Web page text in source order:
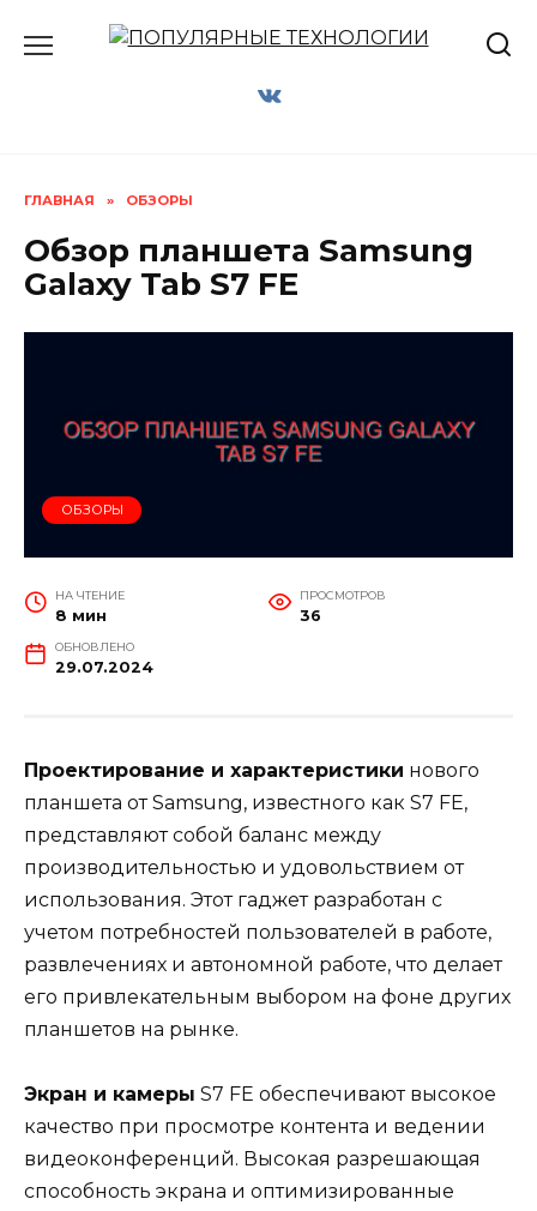
ГЛАВНАЯ » ОБЗОРЫ
Обзор планшета Samsung
Galaxy Tab S7 FE
ОБЗОРЫ
НА ЧТЕНИЕ
8 мин
ПРОСМОТРОВ
36
ОБНОВЛЕНО
29.07.2024
Проектирование и характеристики нового
планшета от Samsung, известного как S7 FE,
представляют собой баланс между
производительностью и удовольствием от
использования. Этот гаджет разработан с
учетом потребностей пользователей в работе,
развлечениях и автономной работе, что делает
его привлекательным выбором на фоне других
планшетов на рынке.
Экран и камеры S7 FE обеспечивают высокое
качество при просмотре контента и ведении
видеоконференций. Высокая разрешающая
способность экрана и оптимизированные